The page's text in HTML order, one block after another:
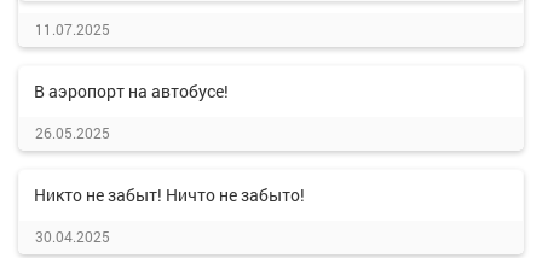
11.07.2025
В аэропорт на автобусе!
26.05.2025
Никто не забыт! Ничто не забыто!
30.04.2025